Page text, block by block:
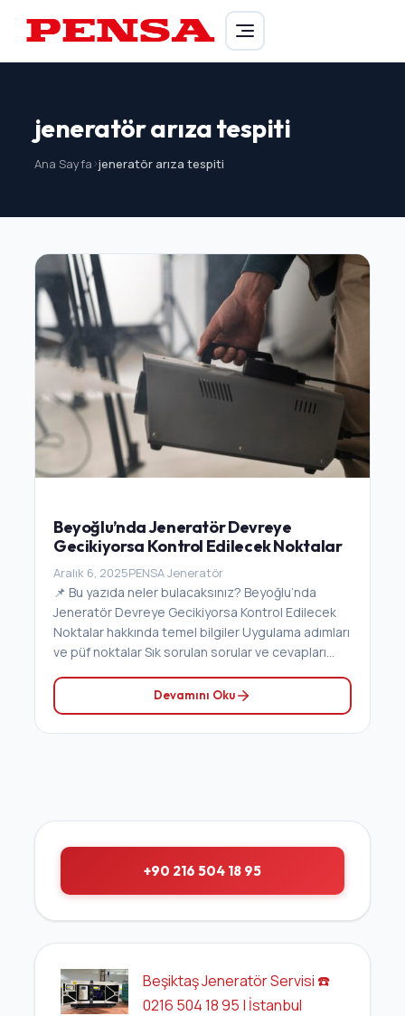
PENSA Generator
jeneratör arıza tespiti
Ana Sayfa>jeneratör arıza tespiti
Beyoğlu’nda Jeneratör Devreye
Gecikiyorsa Kontrol Edilecek Noktalar
Aralık 6, 2025PENSA Jeneratör
📌 Bu yazıda neler bulacaksınız? Beyoğlu’nda
Jeneratör Devreye Gecikiyorsa Kontrol Edilecek
Noktalar hakkında temel bilgiler Uygulama adımları
ve püf noktalar Sık sorulan sorular ve cevapları...
Devamını Oku
+90 216 504 18 95
Beşiktaş Jeneratör Servisi ☎️
0216 504 18 95 | İstanbul